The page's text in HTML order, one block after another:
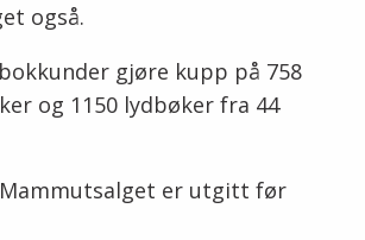
også.
gjøre kupp på 758
og 1150 lydbøker fra 44
er utgitt før